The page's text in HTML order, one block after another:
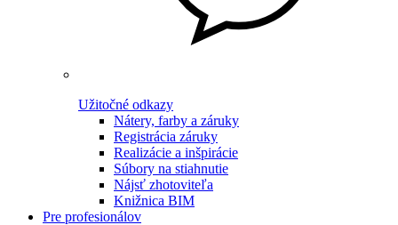
Užitočné odkazy
Nátery, farby a záruky
Registrácia záruky
Realizácie a inšpirácie
Súbory na stiahnutie
Nájsť zhotoviteľa
Knižnica BIM
Pre profesionálov